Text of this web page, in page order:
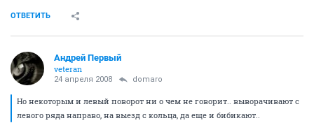
ОТВЕТИТЬ
Андрей Первый
veteran
24 апреля 2008 domaro
Но некоторым и левый поворот ни о чем не говорит.. выворачивают с
левого ряда направо, на выезд с кольца, да еще и бибикают..